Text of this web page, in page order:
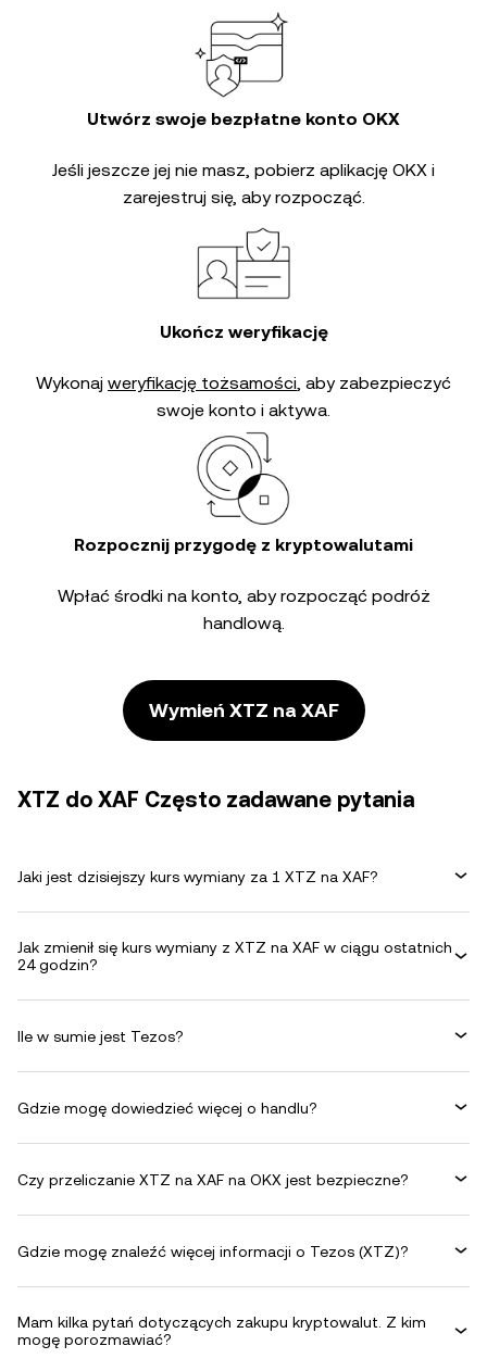
Utwórz swoje bezpłatne konto OKX
Jeśli jeszcze jej nie masz, pobierz aplikację OKX i
zarejestruj się, aby rozpocząć.
Ukończ weryfikację
Wykonaj weryfikację tożsamości, aby zabezpieczyć
swoje konto i aktywa.
Rozpocznij przygodę z kryptowalutami
Wpłać środki na konto, aby rozpocząć podróż
handlową.
Wymień XTZ na XAF
XTZ do XAF Często zadawane pytania
Jaki jest dzisiejszy kurs wymiany za 1 XTZ na XAF?
Jak zmienił się kurs wymiany z XTZ na XAF w ciągu ostatnich
24 godzin?
Ile w sumie jest Tezos?
Gdzie mogę dowiedzieć więcej o handlu?
Czy przeliczanie XTZ na XAF na OKX jest bezpieczne?
Gdzie mogę znaleźć więcej informacji o Tezos (XTZ)?
Mam kilka pytań dotyczących zakupu kryptowalut. Z kim
mogę porozmawiać?